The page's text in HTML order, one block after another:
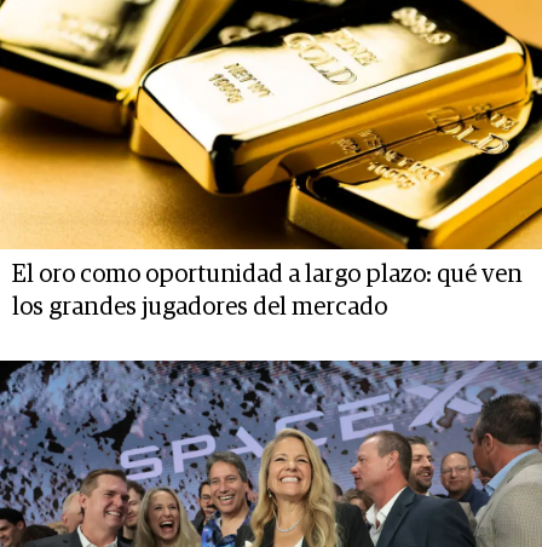
El oro como oportunidad a largo plazo: qué ven
los grandes jugadores del mercado